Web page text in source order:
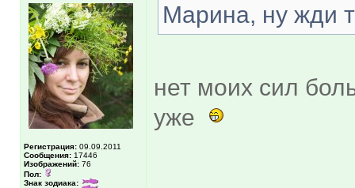
Регистрация: 09.09.2011
Сообщения: 17446
Изображений: 76
Пол:
Знак зодиака:
Марина, ну жди
нет моих сил
уже